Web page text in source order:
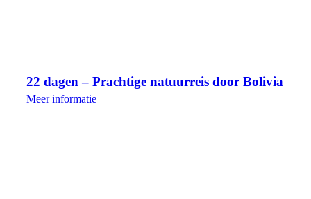
22 dagen – Prachtige natuurreis door Bolivia
Meer informatie